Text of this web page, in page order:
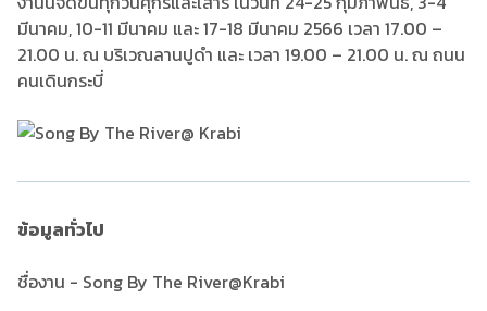
มีนาคม, 10-11 มีนาคม และ 17-18 มีนาคม 2566 เวลา 17.00 –
21.00 น. ณ บริเวณลานปูดำ และ เวลา 19.00 – 21.00 น. ณ ถนน
คนเดินกระบี่
ข้อมูลทั่วไป
ชื่องาน - Song By The River@Krabi